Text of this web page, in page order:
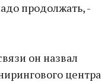
продолжать, -
он назвал
центра